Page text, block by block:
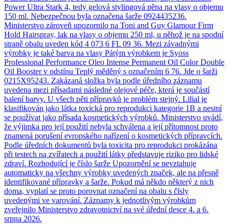
Power Ultra Stark 4, tedy gelová stylingová pěna na vlasy o objemu
150 ml. Nebezpečnou byla označena šarže 0924435236.
Ministerstvo zároveň upozornilo na Toni and Guy Glamour Firm
Hold Hairspray, lak na vlasy o objemu 250 ml, u něhož je na spodní
straně obalu uveden kód 4 073 6 FL 09 36. Mezi závadnými
výrobky je také barva na vlasy Pátým výrobkem je Syoss
Professional Performance Oleo Intense Permanent Oil Color Double
Oil Booster v odstínu Teplý měděný s označením 6 76. Jde o šarži
0215X95243. Zakázaná složka byla podle úředního záznamu
uvedena mezi přísadami následné olejové péče, která je součástí
balení barvy. U všech pěti přípravků je problém stejný. Lilial je
klasifikován jako látka toxická pro reprodukci kategorie 1B a nesmí
se používat jako přísada kosmetických výrobků. Ministerstvo uvádí,
že výjimka pro její použití nebyla schválena a její přítomnost proto
znamená porušení evropského nařízení o kosmetických přípravcích.
Podle úředních dokumentů byla toxicita pro reprodukci prokázána
při testech na zvířatech a použití látky představuje riziko pro lidské
zdraví. Rozhodující je číslo šarže Upozornění se nevztahuje
automaticky na všechny výrobky uvedených značek, ale na přesně
identifikované přípravky a šarže. Pokud má někdo některý z nich
doma, vyplatí se proto porovnat označení na obalu s čísly
uvedenými ve varování. Záznamy k jednotlivým výrobkům
zveřejnilo Ministerstvo zdravotnictví na své úřední desce 4. a 6.
srpna 2026.